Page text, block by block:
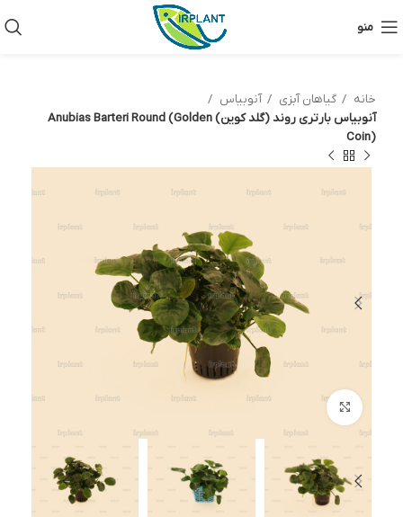
منو
خانه گیاهان آبزی
آنوبیاس
آنوبیاس بارتری روند (گلد کوین) Anubias Barteri Round (Golden
Coin)
بزرگنمایی تصویر